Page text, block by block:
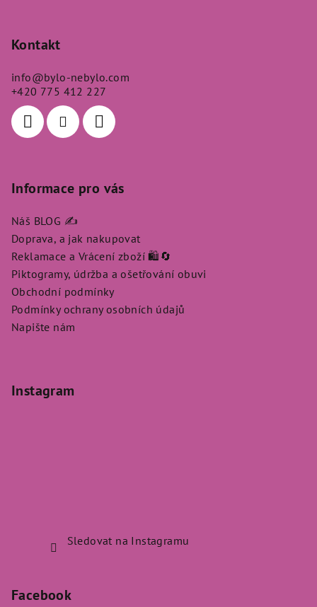
Kontakt
info@bylo-nebylo.com
+420 775 412 227
Informace pro vás
Náš BLOG ✍️
Doprava, a jak nakupovat
Reklamace a Vrácení zboží 🛍️🔄
Piktogramy, údržba a ošetřování obuvi
Obchodní podmínky
Podmínky ochrany osobních údajů
Napište nám
Instagram
Sledovat na Instagramu
Facebook